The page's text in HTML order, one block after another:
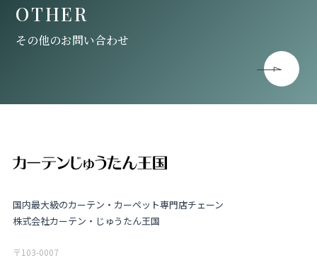
OTHER
その他のお問い合わせ
国内最大級のカーテン・カーペット専門店チェーン
株式会社カーテン・じゅうたん王国
〒103-0007